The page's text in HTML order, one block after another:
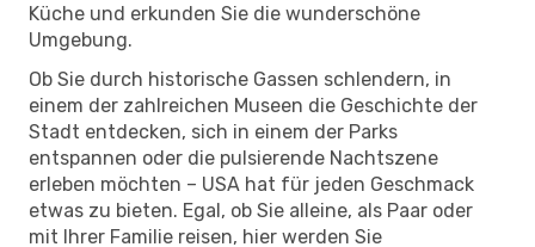
Küche und erkunden Sie die wunderschöne
Umgebung.
Ob Sie durch historische Gassen schlendern, in
einem der zahlreichen Museen die Geschichte der
Stadt entdecken, sich in einem der Parks
entspannen oder die pulsierende Nachtszene
erleben möchten – USA hat für jeden Geschmack
etwas zu bieten. Egal, ob Sie alleine, als Paar oder
mit Ihrer Familie reisen, hier werden Sie